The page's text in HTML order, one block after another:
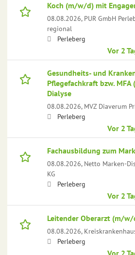
Koch (m/w/d) mit
08.08.2026, PUR GmbH
regional
Perleberg
Vor 2
Gesundheits- und
Pflegefachkraft bzw.
Dialyse
08.08.2026, MVZ Diaverum
Perleberg
Vor 2
Fachausbildung zum
08.08.2026, Netto Marken-
KG
Perleberg
Vor 2
Leitender Oberarzt (m/
08.08.2026,
Perleberg